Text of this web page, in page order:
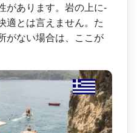
があります。岩の上に­
適とは言えません。た
がない場合は、ここが